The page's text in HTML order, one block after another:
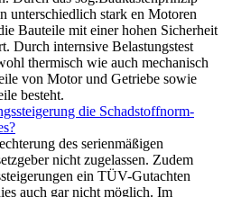
unterschiedlich stark en Motoren
Bauteile mit einer hohen Sicherheit
Durch internsive Belastungstest
thermisch wie auch mechanisch
von Motor und Getriebe sowie
besteht.
die Schadstoffnorm-
des serienmäßigen
nicht zugelassen. Zudem
ein TÜV-Gutachten
auch gar nicht möglich. Im